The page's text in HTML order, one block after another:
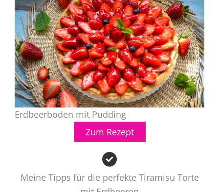
Erdbeerboden mit Pudding
Zum Rezept
Meine Tipps für die perfekte Tiramisu Torte